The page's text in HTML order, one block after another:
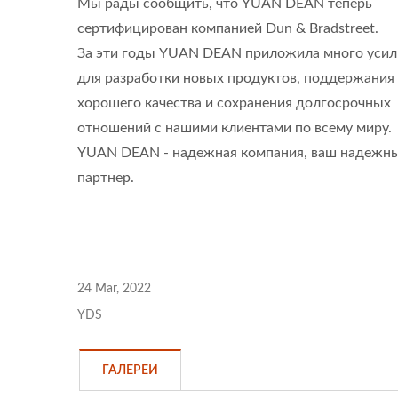
Мы рады сообщить, что YUAN DEAN теперь
сертифицирован компанией Dun & Bradstreet.
За эти годы YUAN DEAN приложила много
для разработки новых продуктов, поддержания
хорошего качества и сохранения долгосрочных
отношений с нашими клиентами по всему миру.
YUAN DEAN - надежная компания, ваш
партнер.
24 Mar, 2022
YDS
ГАЛЕРЕИ